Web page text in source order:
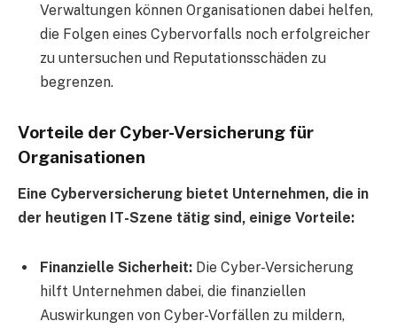
Verwaltungen können Organisationen dabei helfen,
die Folgen eines Cybervorfalls noch erfolgreicher
zu untersuchen und Reputationsschäden zu
begrenzen.
Vorteile der Cyber-Versicherung für
Organisationen
Eine Cyberversicherung bietet Unternehmen, die in
der heutigen IT-Szene tätig sind, einige Vorteile:
Finanzielle Sicherheit: Die Cyber-Versicherung
hilft Unternehmen dabei, die finanziellen
Auswirkungen von Cyber-Vorfällen zu mildern,